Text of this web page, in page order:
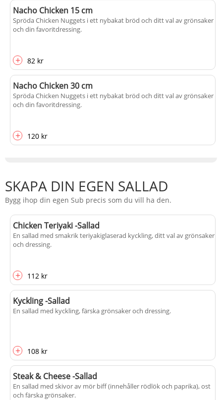
Nacho Chicken 15 cm
Spröda Chicken Nuggets i ett nybakat bröd och ditt val av grönsaker
och din favoritdressing.
+ 82 kr
Nacho Chicken 30 cm
Spröda Chicken Nuggets i ett nybakat bröd och ditt val av grönsaker
och din favoritdressing.
+ 120 kr
SKAPA DIN EGEN SALLAD
Bygg ihop din egen Sub precis som du vill ha den.
Chicken Teriyaki -Sallad
En sallad med smakrik teriyakiglaserad kyckling, ditt val av grönsaker
och dressing.
+ 112 kr
Kyckling -Sallad
En sallad med kyckling, färska grönsaker och dressing.
+ 108 kr
Steak & Cheese -Sallad
En sallad med skivor av mör biff (innehåller rödlök och paprika), ost
och färska grönsaker.